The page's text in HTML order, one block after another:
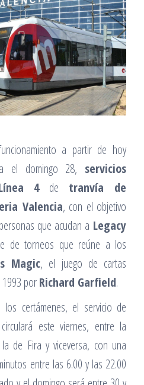
a partir de hoy
el domingo 28, servicios
4de tranvía de
Valencia, con el objetivo
que acudan a Legacy
de torneos que reúne a los
Magic, el juego de cartas
porRichard Garfield.
certámenes, el servicio de
este viernes, entre la
de Fira y viceversa, con una
entre las 6.00 y las 22.00